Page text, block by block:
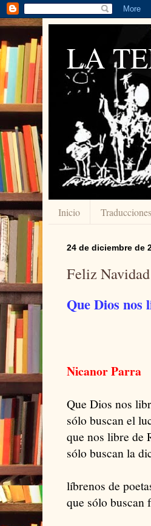
LA
Inicio Traducciones
24 de diciembre de
Feliz Navidad
Que Dios nos
Nicanor Parra
Que Dios nos
sólo buscan el
que nos libre de
sólo buscan la
líbrenos de
que sólo buscan